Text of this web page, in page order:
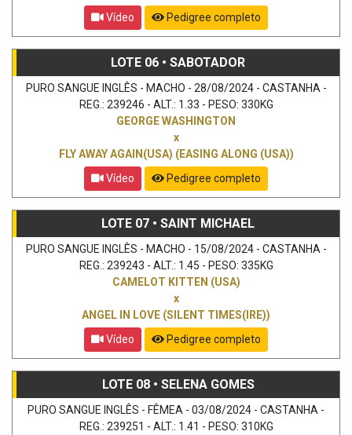
Vídeo
Pedigree completo
LOTE 06 • SABOTADOR
PURO SANGUE INGLÊS - MACHO - 28/08/2024 - CASTANHA -
REG.: 239246 - ALT.: 1.33 - PESO: 330KG
GEORGE WASHINGTON
x
FLY AWAY AGAIN(USA) (EASING ALONG (USA))
Vídeo
Pedigree completo
LOTE 07 • SAINT MICHAEL
PURO SANGUE INGLÊS - MACHO - 15/08/2024 - CASTANHA -
REG.: 239243 - ALT.: 1.45 - PESO: 335KG
CAMELOT KITTEN (USA)
x
ANGEL IN LOVE (SILENT TIMES(IRE))
Vídeo
Pedigree completo
LOTE 08 • SELENA GOMES
PURO SANGUE INGLÊS - FÊMEA - 03/08/2024 - CASTANHA -
REG.: 239251 - ALT.: 1.41 - PESO: 310KG